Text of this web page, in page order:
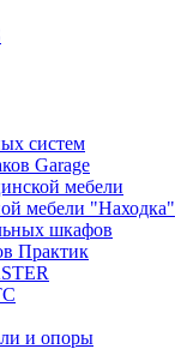
систем
Garage
мебели
мебели "Находка"
шкафов
Практик
и опоры